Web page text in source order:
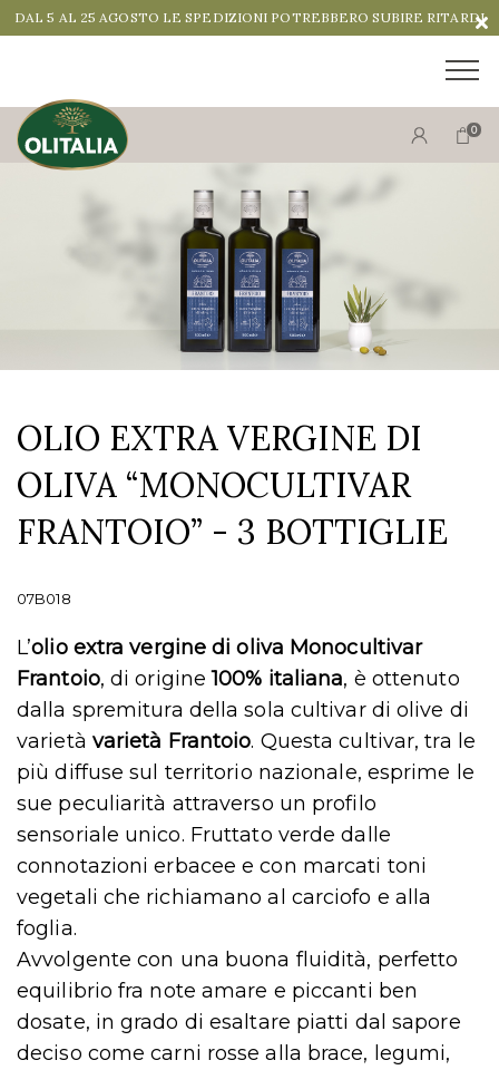
DAL 5 AL 25 AGOSTO LE SPEDIZIONI POTREBBERO SUBIRE RITARDI
0
OLIO EXTRA VERGINE DI
OLIVA “MONOCULTIVAR
FRANTOIO” - 3 BOTTIGLIE
07B018
L’olio extra vergine di oliva Monocultivar
Frantoio, di origine100% italiana, è ottenuto
dalla spremitura della sola cultivar di olive di
varietà varietà Frantoio. Questa cultivar, tra le
più diffuse sul territorio nazionale, esprime le
sue peculiarità attraverso un profilo
sensoriale unico. Fruttato verde dalle
connotazioni erbacee e con marcati toni
vegetali che richiamano al carciofo e alla
foglia.
Avvolgente con una buona fluidità, perfetto
equilibrio fra note amare e piccanti ben
dosate, in grado di esaltare piatti dal sapore
deciso come carni rosse alla brace, legumi,